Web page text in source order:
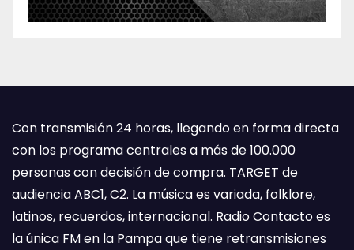
Con transmisión 24 horas, llegando en forma directa
con los programa centrales a más de 100.000
personas con decisión de compra. TARGET de
audiencia ABC1, C2. La música es variada, folklore,
latinos, recuerdos, internacional. Radio Contacto es
la única FM en la Pampa que tiene retransmisiones